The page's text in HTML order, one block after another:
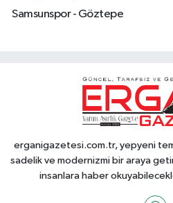
Samsunspor - Göztepe
erganigazetesi.com.tr, yepyeni
sadelik ve modernizmi bir araya
insanlara haber